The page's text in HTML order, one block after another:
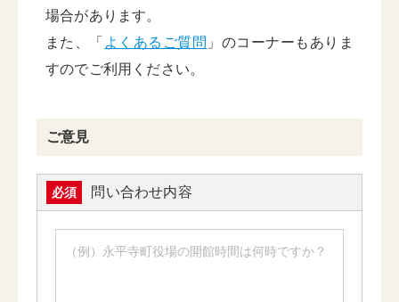
場合があります。
また、「 よくあるご質問 」のコーナーもありま
すのでご利用ください。
ご意見
必須 問い合わせ内容